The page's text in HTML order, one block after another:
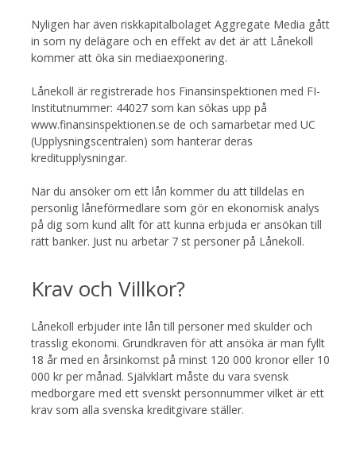
Nyligen har även riskkapitalbolaget Aggregate Media gått
in som ny delägare och en effekt av det är att Lånekoll
kommer att öka sin mediaexponering.
Lånekoll är registrerade hos Finansinspektionen med FI-
Institutnummer: 44027 som kan sökas upp på
www.finansinspektionen.se de och samarbetar med UC
(Upplysningscentralen) som hanterar deras
kreditupplysningar.
När du ansöker om ett lån kommer du att tilldelas en
personlig låneförmedlare som gör en ekonomisk analys
på dig som kund allt för att kunna erbjuda er ansökan till
rätt banker. Just nu arbetar 7 st personer på Lånekoll.
Krav och Villkor?
Lånekoll erbjuder inte lån till personer med skulder och
trasslig ekonomi. Grundkraven för att ansöka är man fyllt
18 år med en årsinkomst på minst 120 000 kronor eller 10
000 kr per månad. Självklart måste du vara svensk
medborgare med ett svenskt personnummer vilket är ett
krav som alla svenska kreditgivare ställer.